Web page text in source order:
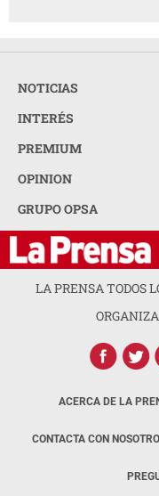
NOTICIAS
INTERÉS
PREMIUM
OPINION
GRUPO OPSA
LA PRENSA TODOS
ACERCA DE LA
CONTACTA CON